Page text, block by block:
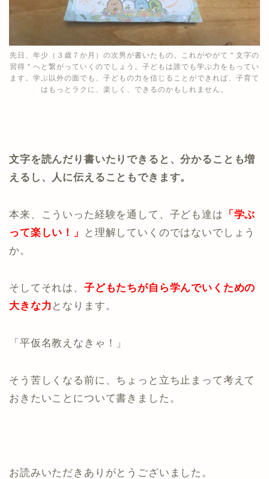
先日、年少（３歳７か月）の次男が書いたもの。これがやがて＂文字の
習得＂へと繋がっていくのでしょう。子どもは誰でも学ぶ力をもってい
ます。学ぶ以外の面でも、子どもの力を信じることができれば、子育て
はもっとラクに、楽しく、できるのかもしれません。
文字を読んだり書いたりできると、分かることも増
えるし、人に伝えることもできます。
本来、こういった経験を通して、子ども達は 「学ぶ
って楽しい！」
と理解していくのではないでしょう
か。
そしてそれは、 子どもたちが自ら学んでいくための
大きな力 となります。
「平仮名教えなきゃ！」
そう苦しくなる前に、ちょっと立ち止まって考えて
おきたいことについて書きました。
お読みいただきありがとうございました。